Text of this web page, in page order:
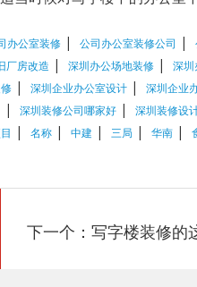
办公室装修 | 公司办公室装修公司 |
厂房改造 | 深圳办公场地装修 | 深圳
| 深圳企业办公室设计 | 深圳企业
| 深圳装修公司哪家好 | 深圳装修设
| 名称 | 中建 | 三局 | 华南 |
下一个：写字楼装修的